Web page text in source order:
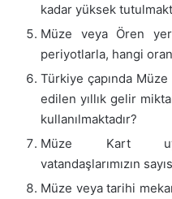
kadar yüksek
Müze veya Ören
periyotlarla, hangi
Türkiye çapında
edilen yıllık gelir
kullanılmaktadır?
Müze Kart
vatandaşlarımızın
Müze veya tarihi